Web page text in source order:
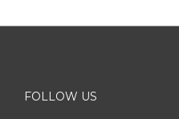
FOLLOW US